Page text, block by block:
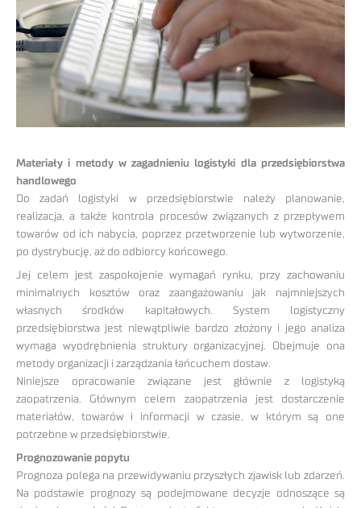
Materiały i metody w zagadnieniu logistyki dla przedsiębiorstwa
handlowego
Do zadań logistyki w przedsiębiorstwie należy planowanie,
realizacja, a także kontrola procesów związanych z przepływem
towarów od ich nabycia, poprzez przetworzenie lub wytworzenie,
po dystrybucję, aż do odbiorcy końcowego.
Jej celem jest zaspokojenie wymagań rynku, przy zachowaniu
minimalnych kosztów oraz zaangażowaniu jak najmniejszych
własnych środków kapitałowych. System logistyczny
przedsiębiorstwa jest niewątpliwie bardzo złożony i jego analiza
wymaga wyodrębnienia struktury organizacyjnej. Obejmuje ona
metody organizacji i zarządzania łańcuchem dostaw.
Niniejsze opracowanie związane jest głównie z logistyką
zaopatrzenia. Głównym celem zaopatrzenia jest dostarczenie
materiałów, towarów i informacji w czasie, w którym są one
potrzebne w przedsiębiorstwie.
Prognozowanie popytu
Prognoza polega na przewidywaniu przyszłych zjawisk lub zdarzeń.
Na podstawie prognozy są podejmowane decyzje odnoszące są